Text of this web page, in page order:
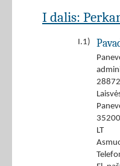
I dalis:
I.1)
35200
LT